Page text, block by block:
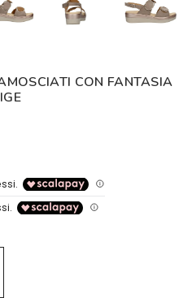
CON FANTASIA